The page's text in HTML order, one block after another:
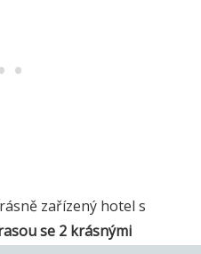
zařízený hotel s
se 2 krásnými